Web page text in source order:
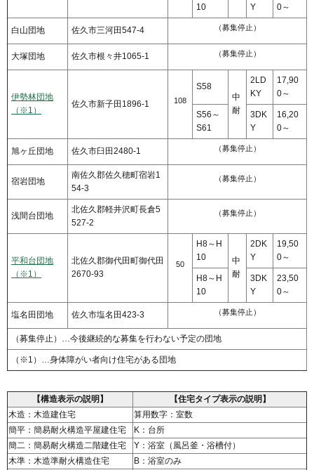
10
Y
0～
白山団地 佐久市三河田547-4 （募集停止）
大塚団地 佐久市根々井1065-1 （募集停止）
伊勢林団地
（※1）
佐久市新子田1896-1 108
S58
中
耐
2LD
KY
17,90
0～
S56～
S61
3DK
Y
16,20
0～
旭ヶ丘団地 佐久市臼田2480-1 （募集停止）
宿岩団地
南佐久郡佐久穂町宿岩1
54-3
（募集停止）
浅間台団地
北佐久郡軽井沢町長倉5
527-2
（募集停止）
平和台団地
（※1）
北佐久郡御代田町御代田
2670-93
50
H8～H
10
中
耐
2DK
Y
19,50
0～
H8～H
10
3DK
Y
23,50
0～
塩名田団地 佐久市塩名田423-3 （募集停止）
（募集停止）…今後継続的な募集を行わない予定の団地
（※1）…身体障がい者向け住宅がある団地
【構造表示の説明】
【住宅タイプ表示の説明】
木造：木造建住宅
算用数字：室数
簡平：簡易耐火構造平屋建住宅
K：台所
簡二：簡易耐火構造二階建住宅
Y：浴室（風呂釜・浴槽付）
木準：木造準耐火構造住宅
B：浴室のみ